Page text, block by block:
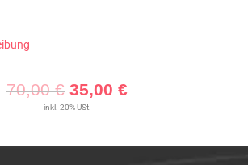
70,00€ Ursprünglicher
Preis
70,00 €
35,00 €Aktueller
35,00 €.
inkl. 20% USt.